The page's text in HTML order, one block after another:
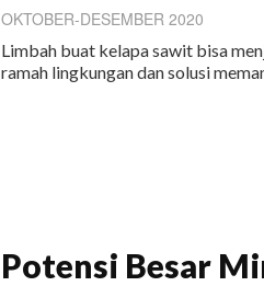
OKTOBER-DESEMBER 2020
Limbah buat kelapa sawit bisa
ramah lingkungan dan solusi
Potensi Besar